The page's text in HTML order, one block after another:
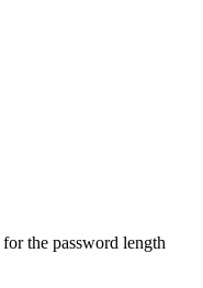
the password length